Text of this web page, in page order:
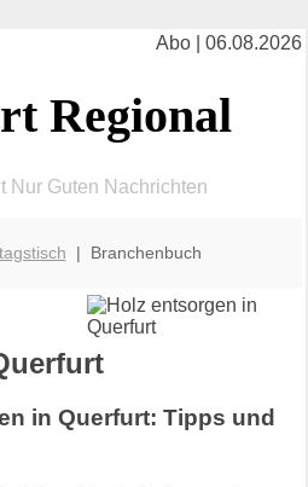
Abo | 06.08.2026
Regional
Nur Guten Nachrichten
| Branchenbuch
in Querfurt: Tipps und